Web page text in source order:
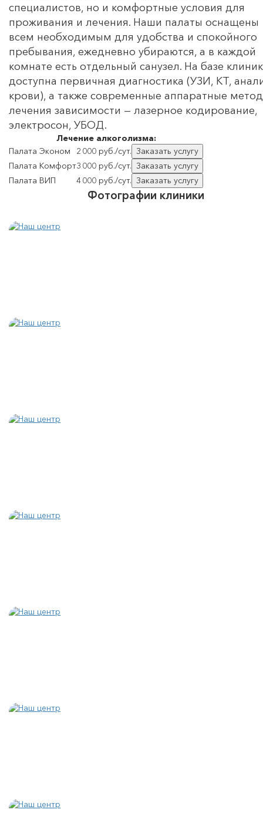
специалистов, но и комфортные условия для
проживания и лечения. Наши палаты оснащены
всем необходимым для удобства и спокойного
пребывания, ежедневно убираются, а в каждой
комнате есть отдельный санузел. На базе
доступна первичная диагностика (УЗИ, КТ,
крови), а также современные аппаратные
лечения зависимости — лазерное кодирование,
электросон, УБОД.
Лечение алкоголизма:
Палата Эконом
2 000 руб./сут. Заказать услугу
Палата Комфорт3 000 руб./сут. Заказать услугу
Палата ВИП
4 000 руб./сут. Заказать услугу
Фотографии клиники